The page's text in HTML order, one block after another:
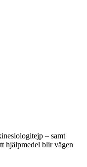
– samt
hjälpmedel blir vägen